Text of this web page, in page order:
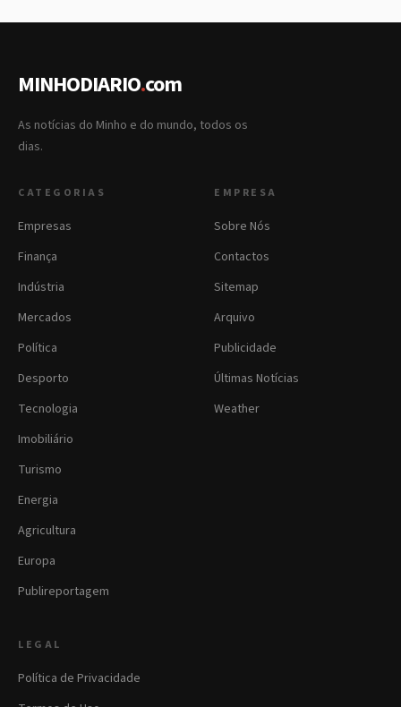
MINHODIARIO.com
As notícias do Minho e do mundo, todos os
dias.
CATEGORIAS
Empresas
Finança
Indústria
Mercados
Política
Desporto
Tecnologia
Imobiliário
Turismo
Energia
Agricultura
Europa
Publireportagem
EMPRESA
Sobre Nós
Contactos
Sitemap
Arquivo
Publicidade
Últimas Notícias
Weather
LEGAL
Política de Privacidade